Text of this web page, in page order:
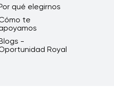
qué elegirnos
te
-
Royal